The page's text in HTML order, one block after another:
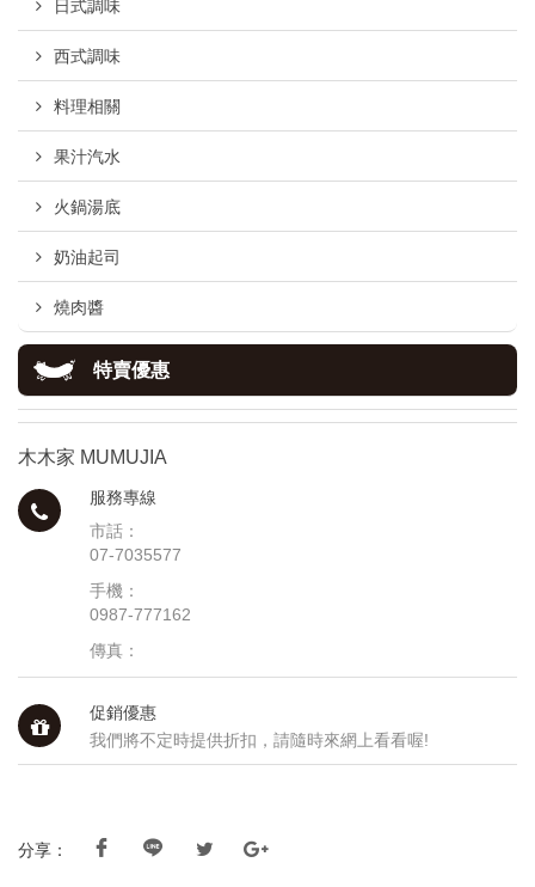
日式調味
西式調味
料理相關
果汁汽水
火鍋湯底
奶油起司
燒肉醬
特賣優惠
木木家 MUMUJIA
服務專線
市話：
07-7035577
手機：
0987-777162
傳真：
促銷優惠
我們將不定時提供折扣，請隨時來網上看看喔!
分享：